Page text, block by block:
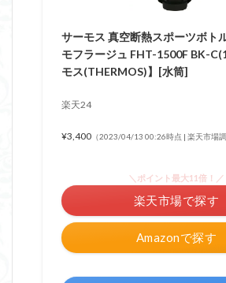
サーモス 真空断熱スポーツボト
モフラージュ FHT-1500F BK-
モス(THERMOS)】[水筒]
楽天24
¥3,400 （2023/04/13 00:26時点 | 楽天市場調
Amazonで探す
＼ポイント最大11倍！／
楽天市場で探す